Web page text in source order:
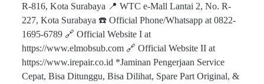
R-816, Kota Surabaya 📍 WTC e-Mall Lantai 2, No. R-
227, Kota Surabaya ☎️ Official Phone/Whatsapp at 0822-
1695-6789 🔗 Official Website I at
https://www.elmobsub.com 🔗 Official Website II at
https://www.irepair.co.id *Jaminan Pengerjaan Service
Cepat, Bisa Ditunggu, Bisa Dilihat, Spare Part Original, &